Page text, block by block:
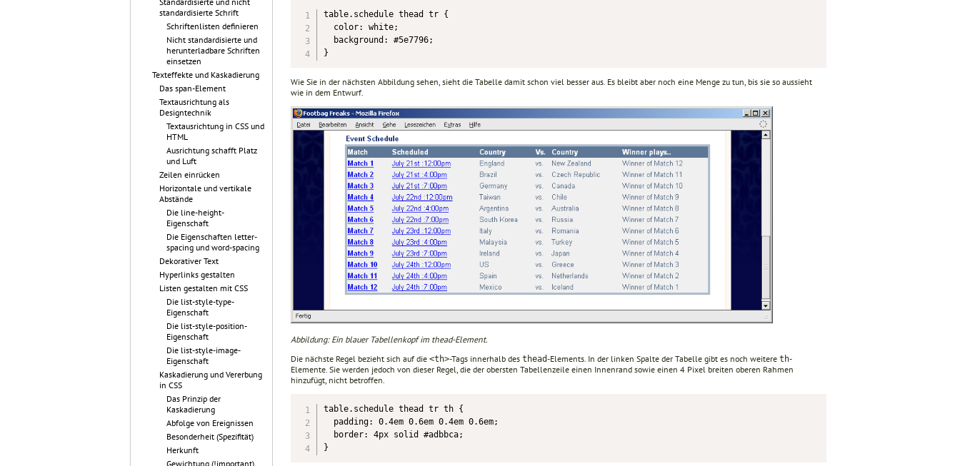
standardisierte Schrift
Schriftenlisten definieren
Nicht standardisierte und
herunterladbare Schriften
einsetzen
Texteffekte und Kaskadierung
Das span-Element
Textausrichtung als
Designtechnik
Textausrichtung in CSS und
HTML
Ausrichtung schafft Platz
und Luft
Zeilen einrücken
Horizontale und vertikale
Abstände
Die line-height-
Eigenschaft
Die Eigenschaften letter-
spacing und word-spacing
Dekorativer Text
Hyperlinks gestalten
Listen gestalten mit CSS
Die list-style-type-
Eigenschaft
Die list-style-position-
Eigenschaft
Die list-style-image-
Eigenschaft
Kaskadierung und Vererbung
in CSS
Das Prinzip der
Kaskadierung
Abfolge von Ereignissen
Besonderheit (Spezifität)
Herkunft
Gewichtung (!important)
table.schedule thead tr {
  color: white;
  background: #5e7796;
}
Wie Sie in der nächsten Abbildung sehen, sieht die Tabelle damit schon viel besser aus. Es bleibt aber noch eine Menge zu tun, bis sie so aussieht
wie in dem Entwurf.
Abbildung: Ein blauer Tabellenkopf im thead-Element.
Die nächste Regel bezieht sich auf die <th>-Tags innerhalb des thead-Elements. In der linken Spalte der Tabelle gibt es noch weitere th-
Elemente. Sie werden jedoch von dieser Regel, die der obersten Tabellenzeile einen Innenrand sowie einen 4 Pixel breiten oberen Rahmen
hinzufügt, nicht betroffen.
table.schedule thead tr th {
  padding: 0.4em 0.6em 0.4em 0.6em;
  border: 4px solid #adbbca;
}